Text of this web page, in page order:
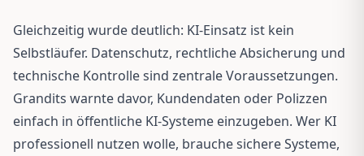
Gleichzeitig wurde deutlich: KI-Einsatz ist kein
Selbstläufer. Datenschutz, rechtliche Absicherung und
technische Kontrolle sind zentrale Voraussetzungen.
Grandits warnte davor, Kundendaten oder Polizzen
einfach in öffentliche KI-Systeme einzugeben. Wer KI
professionell nutzen wolle, brauche sichere Systeme,